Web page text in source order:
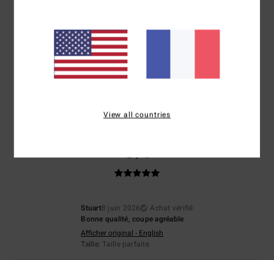
25 juin 2026
Parce que tout était parfait
Afficher original - Deutsch
Je recommande ce produit
5/5
Stuart8 juin 2026
Achat vérifié
Bonne qualité, coupe agréable
Afficher original - English
Taille: Taille parfaite
View all countries